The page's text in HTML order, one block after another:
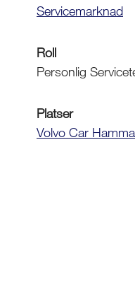
Servicemarknad
Roll
Personlig
Platser
Volvo Car